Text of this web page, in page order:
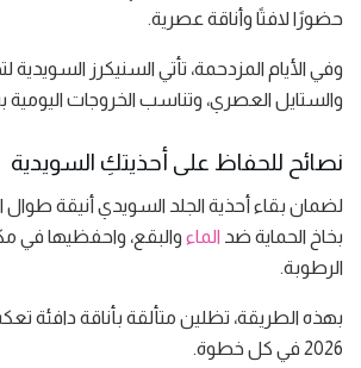
حضورًا لافتًا وأناقة عصرية.
وفي الأيام المزدحمة، تأتي السنيكرز السويدية
والستايل العصري، وتناسب الخروجات
نصائح للحفاظ على أحذيتكِ السويدية
لضمان بقاء أحذية الجلد السويدي أنيقة
بخاخ الحماية ضد الماء والبقع، واحفظيها في
الرطوبة.
بهذه الطريقة، تظلين متألقة بأناقة دافئة
2026 في كل خطوة.